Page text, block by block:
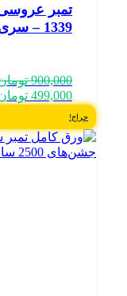
تمبر
1339 – سری 2 عدد
900,000
499,000
حراج!